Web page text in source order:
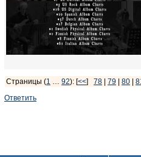
Страницы (1 … 92): [<<] 78 79 80
Ответить